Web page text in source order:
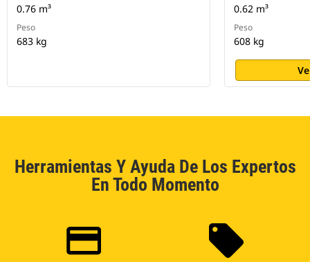
0.76 m³
Peso
683 kg
0.62 m³
Peso
608 kg
Herramientas Y Ayuda De Los Expertos
En Todo Momento